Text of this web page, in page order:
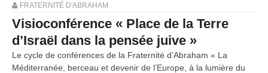
FRATERNITÉ D'ABRAHAM
Visioconférence « Place de la Terre
d’Israël dans la pensée juive »
Le cycle de conférences de la Fraternité d’Abraham « La
Méditerranée, berceau et devenir de l’Europe, à la lumière du